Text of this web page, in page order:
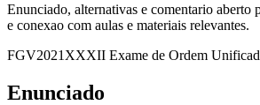
Enunciado, alternativas e comentario aberto
e conexao com aulas e materiais relevantes.
FGV2021 XXXII Exame de Ordem
Enunciado